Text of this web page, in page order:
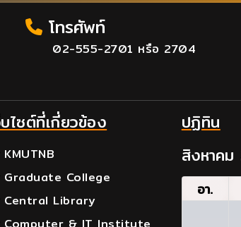
โทรศัพท์
02-555-2701 หรือ 2704
บไซต์ที่เกี่ยวข้อง
KMUTNB
Graduate College
Central Library
ปฏิทิน
สิงหาค
อา.